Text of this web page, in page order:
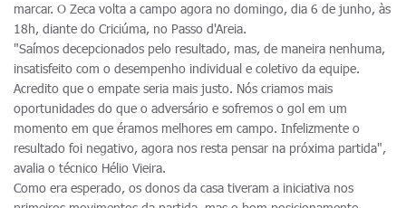
marcar. O Zeca volta a campo agora no domingo, dia 6 de junho, às
18h, diante do Criciúma, no Passo d'Areia.
"Saímos decepcionados pelo resultado, mas, de maneira nenhuma,
insatisfeito com o desempenho individual e coletivo da equipe.
Acredito que o empate seria mais justo. Nós criamos mais
oportunidades do que o adversário e sofremos o gol em um
momento em que éramos melhores em campo. Infelizmente o
resultado foi negativo, agora nos resta pensar na próxima partida",
avalia o técnico Hélio Vieira.
Como era esperado, os donos da casa tiveram a iniciativa nos